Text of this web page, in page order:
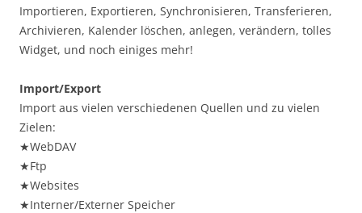
Importieren, Exportieren, Synchronisieren, Transferieren,
Archivieren, Kalender löschen, anlegen, verändern, tolles
Widget, und noch einiges mehr!
Import/Export
Import aus vielen verschiedenen Quellen und zu vielen
Zielen:
★WebDAV
★Ftp
★Websites
★Interner/Externer Speicher